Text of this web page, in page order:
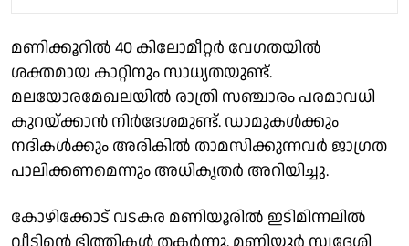
മണിക്കൂറിൽ 40 കിലോമീറ്റർ വേഗതയിൽ
ശക്തമായ കാറ്റിനും സാധ്യതയുണ്ട്.
മലയോരമേഖലയിൽ രാത്രി സഞ്ചാരം പരമാവധി
കുറയ്ക്കാൻ നിർദേശമുണ്ട്. ഡാമുകൾക്കും
നദികൾക്കും അരികിൽ താമസിക്കുന്നവർ ജാഗ്രത
പാലിക്കണമെന്നും അധികൃതർ അറിയിച്ചു.
കോഴിക്കോട് വടകര മണിയൂരിൽ ഇടിമിന്നലിൽ